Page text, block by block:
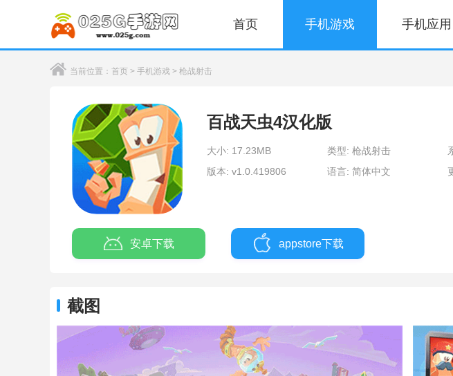
首页 手机游戏 手机应用
当前位置： 首页 > 手机游戏 > 枪战射击
百战天虫4汉化版
大小: 17.23MB 类型: 枪战射击
版本: v1.0.419806
语言: 简体中文
安卓下载 appstore下载
截图